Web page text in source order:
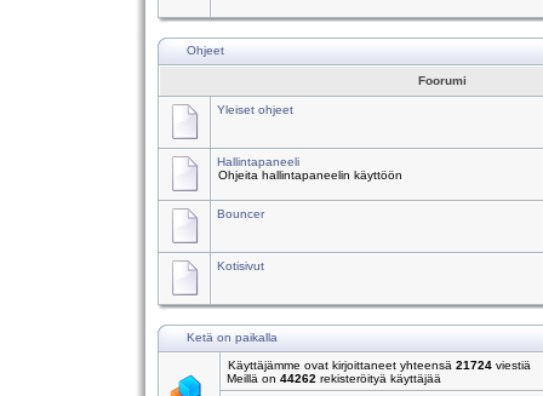
Ohjeet
Foorumi
Yleiset ohjeet
Hallintapaneeli
Ohjeita hallintapaneelin käyttöön
Bouncer
Kotisivut
Ketä on paikalla
Käyttäjämme ovat kirjoittaneet yhteensä 21724 viestiä
Meillä on 44262 rekisteröityä käyttäjää